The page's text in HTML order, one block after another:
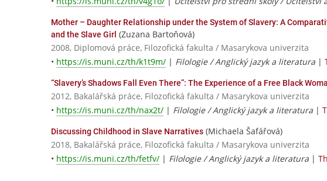
Mother – Daughter Relationship under the System of Slavery: A
and the Slave Girl (Zuzana Bartoňová)
2008, Diplomová práce, Filozofická fakulta / Masarykova univerzita
• https://is.muni.cz/th/k1t9m/ | Filologie / Anglický jazyk a literatura |
“Slavery’s Shadows Fall Even There”: The Experience of a Free Black
2012, Bakalářská práce, Filozofická fakulta / Masarykova univerzita
• https://is.muni.cz/th/nax2t/ | Filologie / Anglický jazyk a literatura |
Discussing Childhood in Slave Narratives (Michaela Šafářová)
2018, Bakalářská práce, Filozofická fakulta / Masarykova univerzita
• https://is.muni.cz/th/fetfv/ | Filologie / Anglický jazyk a literatura |